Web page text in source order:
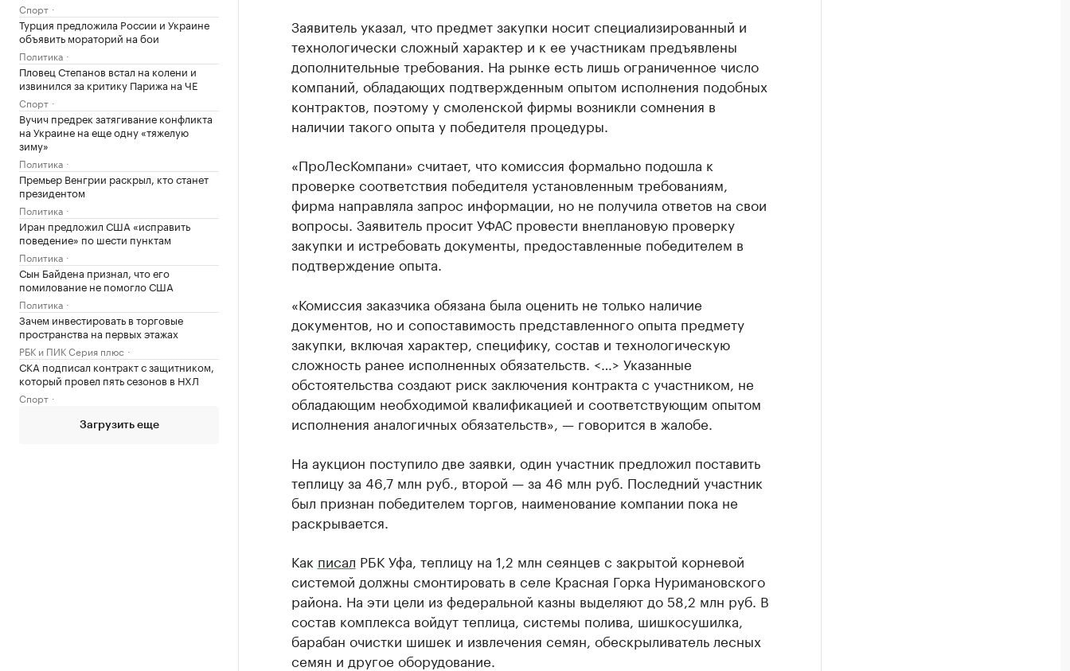
Спорт
Турция предложила России и Украине
объявить мораторий на бои
Политика
Пловец Степанов встал на колени и
извинился за критику Парижа на ЧЕ
Спорт
Вучич предрек затягивание конфликта
на Украине на еще одну «тяжелую
зиму»
Политика
Премьер Венгрии раскрыл, кто станет
президентом
Политика
Иран предложил США «исправить
поведение» по шести пунктам
Политика
Сын Байдена признал, что его
помилование не помогло США
Политика
Зачем инвестировать в торговые
пространства на первых этажах
РБК и ПИК Серия плюс
СКА подписал контракт с защитником,
который провел пять сезонов в НХЛ
Спорт
Загрузить еще
Заявитель указал, что предмет закупки носит специализированный и
технологически сложный характер и к ее участникам предъявлены
дополнительные требования. На рынке есть лишь ограниченное число
компаний, обладающих подтвержденным опытом исполнения подобных
контрактов, поэтому у смоленской фирмы возникли сомнения в
наличии такого опыта у победителя процедуры.
«ПроЛесКомпани» считает, что комиссия формально подошла к
проверке соответствия победителя установленным требованиям,
фирма направляла запрос информации, но не получила ответов на свои
вопросы. Заявитель просит УФАС провести внеплановую проверку
закупки и истребовать документы, предоставленные победителем в
подтверждение опыта.
«Комиссия заказчика обязана была оценить не только наличие
документов, но и сопоставимость представленного опыта предмету
закупки, включая характер, специфику, состав и технологическую
сложность ранее исполненных обязательств. <…> Указанные
обстоятельства создают риск заключения контракта с участником, не
обладающим необходимой квалификацией и соответствующим опытом
исполнения аналогичных обязательств», — говорится в жалобе.
На аукцион поступило две заявки, один участник предложил поставить
теплицу за 46,7 млн руб., второй — за 46 млн руб. Последний участник
был признан победителем торгов, наименование компании пока не
раскрывается.
Как писал РБК Уфа, теплицу на 1,2 млн сеянцев с закрытой корневой
системой должны смонтировать в селе Красная Горка Нуримановского
района. На эти цели из федеральной казны выделяют до 58,2 млн руб. В
состав комплекса войдут теплица, системы полива, шишкосушилка,
барабан очистки шишек и извлечения семян, обескрыливатель лесных
семян и другое оборудование.